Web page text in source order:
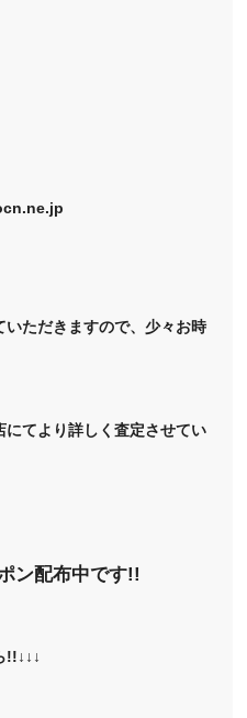
ただきますので、少々お時
てより詳しく査定させてい
ン配布中です!!
!!↓↓↓